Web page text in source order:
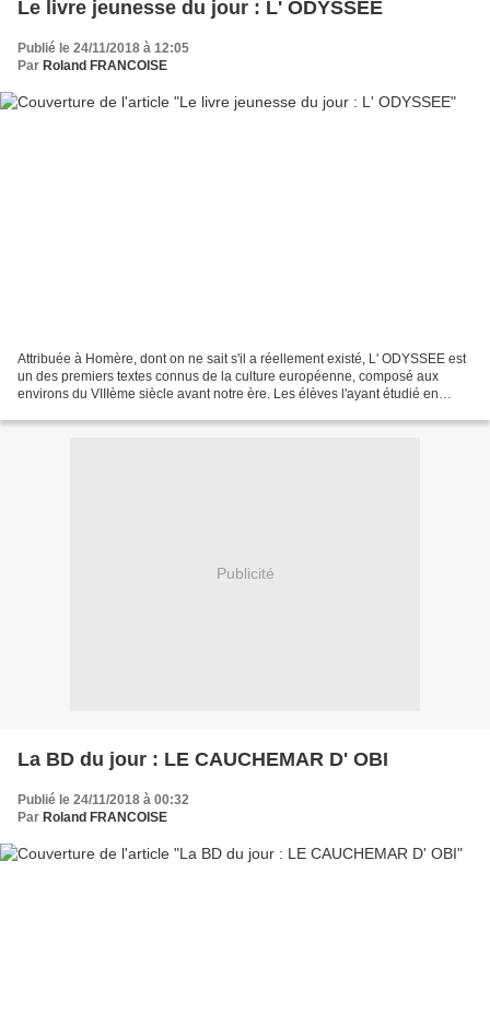
Le livre jeunesse du jour : L' ODYSSEE
Publié le 24/11/2018 à 12:05
Par Roland FRANCOISE
Attribuée à Homère, dont on ne sait s'il a réellement existé, L' ODYSSEE est
un des premiers textes connus de la culture européenne, composé aux
environs du VIIIème siècle avant notre ère. Les élèves l'ayant étudié en
Publicité
La BD du jour : LE CAUCHEMAR D' OBI
Publié le 24/11/2018 à 00:32
Par Roland FRANCOISE